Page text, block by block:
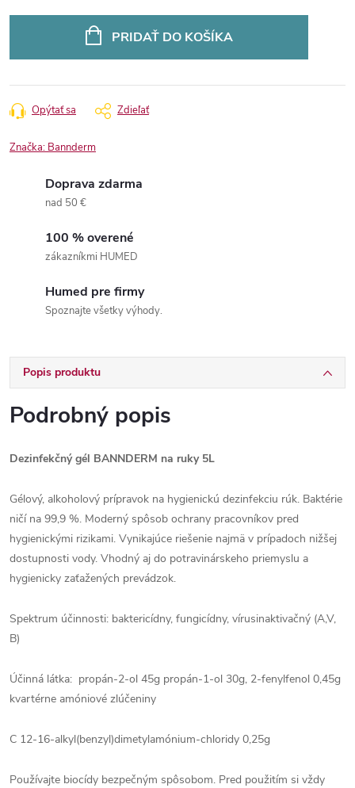
PRIDAŤ DO KOŠÍKA
Opýtať sa Zdieľať
Značka: Bannderm
Doprava zdarma
nad 50 €
100 % overené
zákazníkmi HUMED
Humed pre firmy
Spoznajte všetky výhody.
Popis produktu
Podrobný popis
Dezinfekčný gél BANNDERM na ruky 5L
Gélový, alkoholový prípravok na hygienickú dezinfekciu rúk. Baktérie
ničí na 99,9 %. Moderný spôsob ochrany pracovníkov pred
hygienickými rizikami. Vynikajúce riešenie najmä v prípadoch nižšej
dostupnosti vody. Vhodný aj do potravinárskeho priemyslu a
hygienicky zaťažených prevádzok.
Spektrum účinnosti: baktericídny, fungicídny, vírusinaktivačný (A,V,
B)
Účinná látka: propán-2-ol 45g propán-1-ol 30g, 2-fenylfenol 0,45g
kvartérne amóniové zlúčeniny
C 12-16-alkyl(benzyl)dimetylamónium-chloridy 0,25g
Používajte biocídy bezpečným spôsobom. Pred použitím si vždy